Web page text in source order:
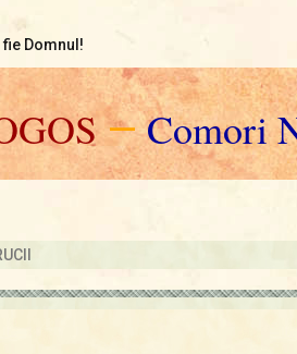
Domnul!
—Comori